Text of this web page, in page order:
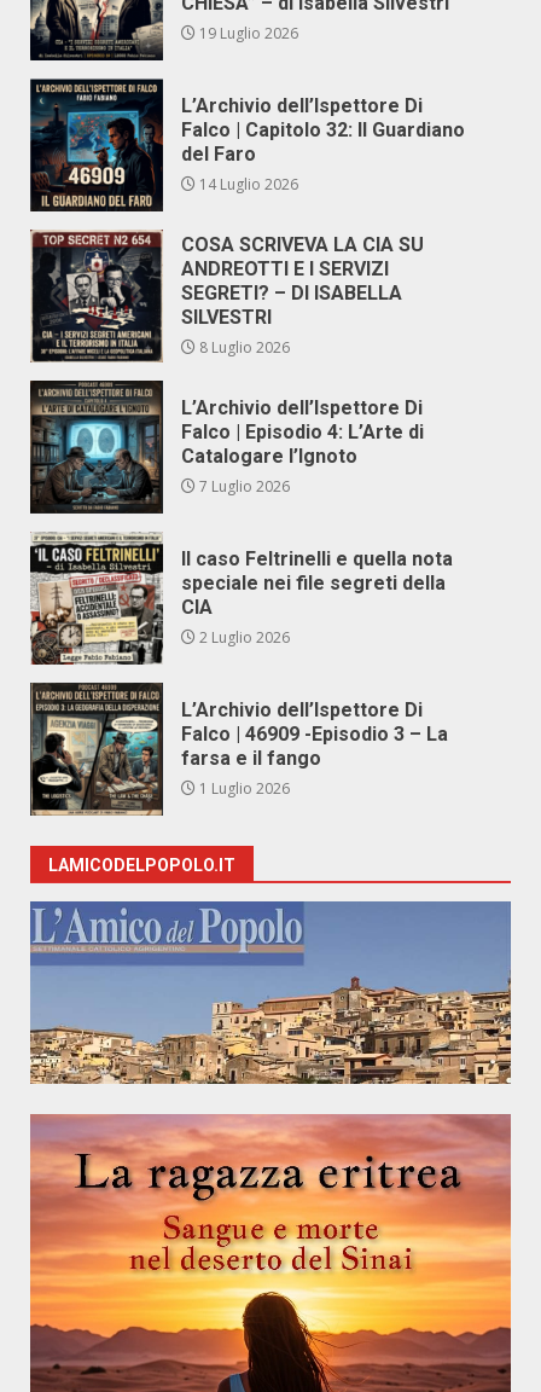
19 Luglio 2026
L’Archivio dell’Ispettore Di
Falco | Capitolo 32: Il Guardiano
del Faro
14 Luglio 2026
COSA SCRIVEVA LA CIA SU
ANDREOTTI E I SERVIZI
SEGRETI? – DI ISABELLA
SILVESTRI
8 Luglio 2026
L’Archivio dell’Ispettore Di
Falco | Episodio 4: L’Arte di
Catalogare l’Ignoto
7 Luglio 2026
Il caso Feltrinelli e quella nota
speciale nei file segreti della
CIA
2 Luglio 2026
L’Archivio dell’Ispettore Di
Falco | 46909 -Episodio 3 – La
farsa e il fango
1 Luglio 2026
LAMICODELPOPOLO.IT